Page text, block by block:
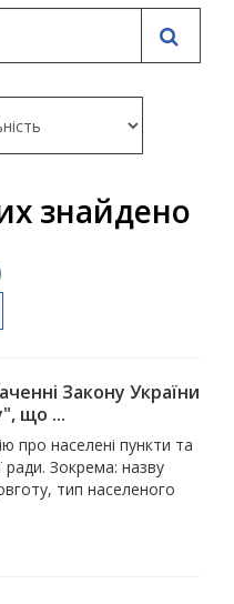
знайдено
Закону України
що ...
про населені пункти та
ради. Зокрема: назву
тип населеного